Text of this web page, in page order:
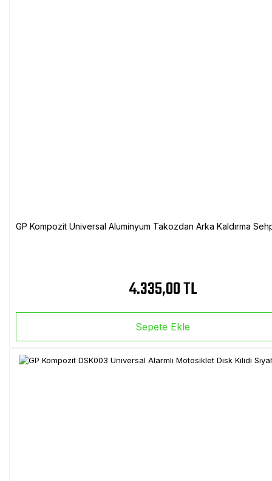
GP Kompozit Universal Aluminyum Takozdan Arka Kaldırma
4.335,00 TL
Sepete Ekle